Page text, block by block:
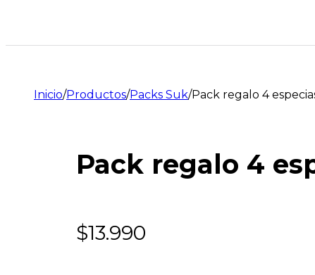
Inicio/Productos/Packs Suk/Pack regalo 4
Pack regalo 4
$13.990